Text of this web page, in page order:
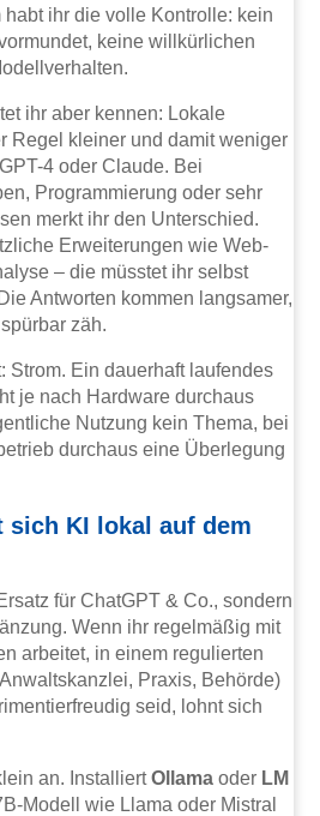
habt ihr die volle Kontrolle: kein
keine willkürlichen
ihr aber kennen: Lokale
Regel kleiner und damit weniger
4 oder Claude. Bei
Programmierung oder sehr
merkt ihr den Unterschied.
Erweiterungen wie Web-
– die müsstet ihr selbst
Antworten kommen langsamer,
zäh.
Strom. Ein dauerhaft laufendes
je nach Hardware durchaus
Nutzung kein Thema, bei
durchaus eine Überlegung
sich KI lokal auf dem
für ChatGPT & Co., sondern
Wenn ihr regelmäßig mit
arbeitet, in einem regulierten
Praxis, Behörde)
seid, lohnt sich
an. InstalliertOllama oder LM
Modell wie Llama oder Mistral